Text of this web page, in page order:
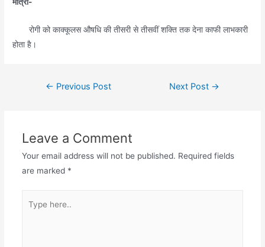
रोगी को काक्कूलस औषधि की तीसरी से तीसवीं शक्ति तक देना काफी लाभकारी
होता है।
Post← Previous Post Next Post →
Leave a Comment
Your email address will not be published. Required fields
are marked *
here..